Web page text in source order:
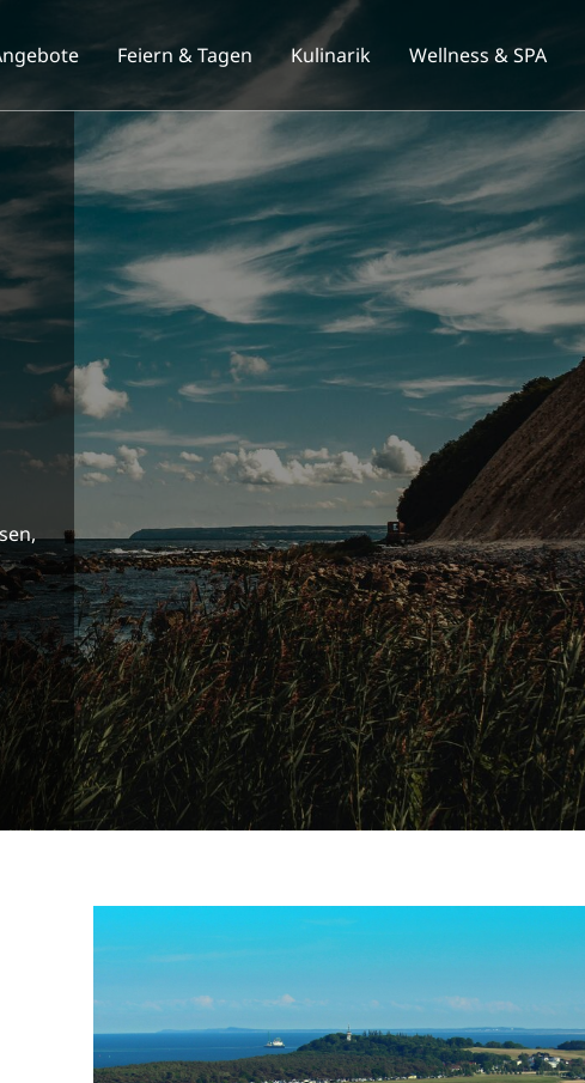
Feiern & Tagen Kulinarik Wellness & SPA